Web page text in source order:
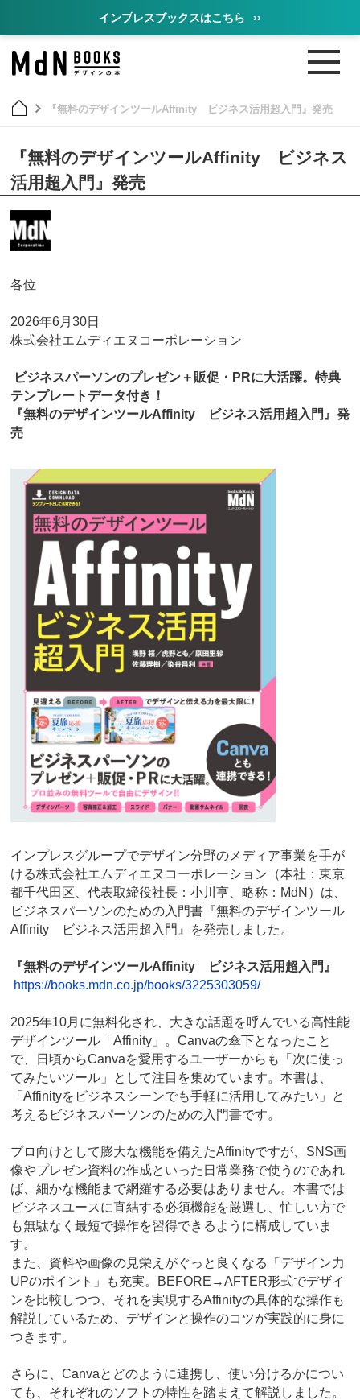
インプレスブックスはこちら ››
『無料のデザインツールAffinity ビジネス活用超入門』発売
『無料のデザインツールAffinity ビジネス
活用超入門』発売
各位
2026年6月30日
株式会社エムディエヌコーポレーション
ビジネスパーソンのプレゼン＋販促・PRに大活躍。特典
テンプレートデータ付き！
『無料のデザインツールAffinity ビジネス活用超入門』発
売
インプレスグループでデザイン分野のメディア事業を手が
ける株式会社エムディエヌコーポレーション（本社：東京
都千代田区、代表取締役社長：小川亨、略称：MdN）は、
ビジネスパーソンのための入門書『無料のデザインツール
Affinity ビジネス活用超入門』を発売しました。
『無料のデザインツールAffinity ビジネス活用超入門』
https://books.mdn.co.jp/books/3225303059/
2025年10月に無料化され、大きな話題を呼んでいる高性能
デザインツール「Affinity」。Canvaの傘下となったこと
で、日頃からCanvaを愛用するユーザーからも「次に使っ
てみたいツール」として注目を集めています。本書は、
「Affinityをビジネスシーンでも手軽に活用してみたい」と
考えるビジネスパーソンのための入門書です。
プロ向けとして膨大な機能を備えたAffinityですが、SNS画
像やプレゼン資料の作成といった日常業務で使うのであれ
ば、細かな機能まで網羅する必要はありません。本書では
ビジネスユースに直結する必須機能を厳選し、忙しい方で
も無駄なく最短で操作を習得できるように構成していま
す。
また、資料や画像の見栄えがぐっと良くなる「デザイン力
UPのポイント」も充実。BEFORE→AFTER形式でデザイ
ンを比較しつつ、それを実現するAffinityの具体的な操作も
解説しているため、デザインと操作のコツが実践的に身に
つきます。
さらに、Canvaとどのように連携し、使い分けるかについ
ても、それぞれのソフトの特性を踏まえて解説しました。